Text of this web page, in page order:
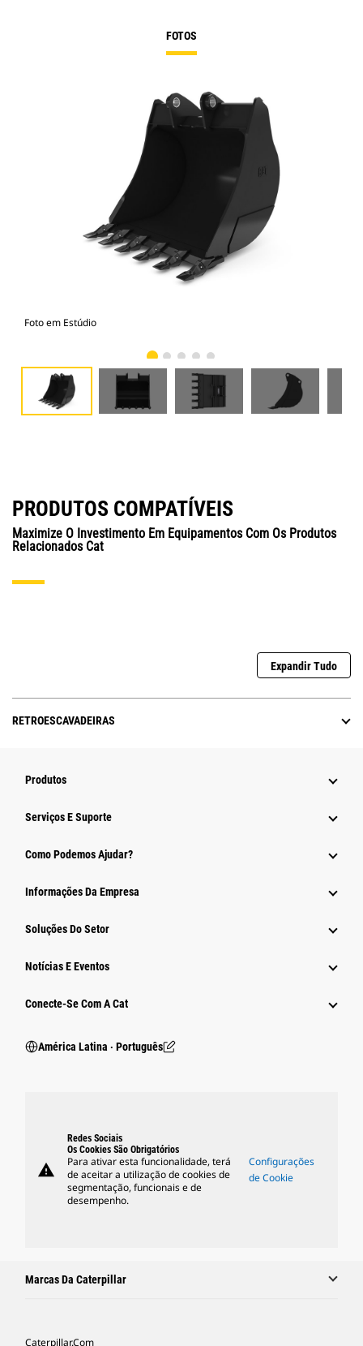
FOTOS
Foto em Estúdio
PRODUTOS COMPATÍVEIS
Maximize O Investimento Em Equipamentos Com Os Produtos
Relacionados Cat
Expandir Tudo
RETROESCAVADEIRAS
Produtos
Serviços E Suporte
Como Podemos Ajudar?
Informações Da Empresa
Soluções Do Setor
Notícias E Eventos
Conecte-Se Com A Cat
América Latina ‧ Português
warning
Redes Sociais
Os Cookies São Obrigatórios
Para ativar esta funcionalidade, terá
de aceitar a utilização de cookies de
segmentação, funcionais e de
desempenho.
Configurações
de Cookie
Marcas Da Caterpillar
Caterpillar.com